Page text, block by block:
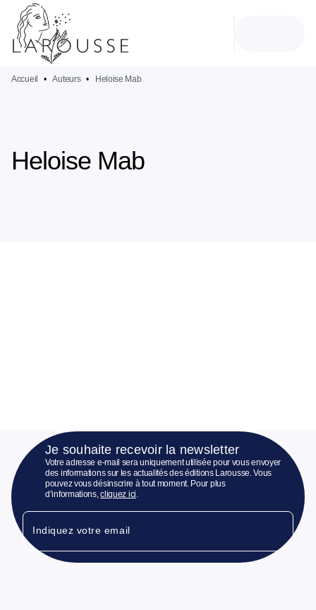
MENU
PIED DE PAGE
Accueil • Auteurs • Heloise Mab
Heloise Mab
Je souhaite recevoir la newsletter
Votre adresse e-mail sera uniquement utilisée pour vous envoyer
des informations sur les actualités des éditions Larousse. Vous
pouvez vous désinscrire à tout moment. Pour plus
d’informations,cliquez ici.
Indiquez votre email